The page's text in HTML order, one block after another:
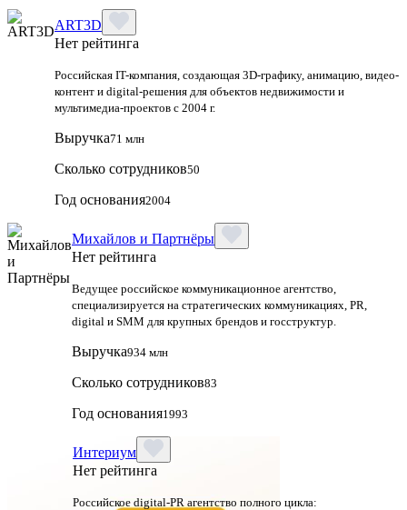
ART3D
Нет рейтинга
Российская IT-компания, создающая 3D-графику, анимацию, видео-
контент и digital-решения для объектов недвижимости и
мультимедиа-проектов с 2004 г.
Выручка71 млн
Сколько сотрудников50
Год основания2004
Михайлов и Партнёры
Нет рейтинга
Ведущее российское коммуникационное агентство,
специализируется на стратегических коммуникациях, PR,
digital и SMM для крупных брендов и госструктур.
Выручка934 млн
Сколько сотрудников83
Год основания1993
Интериум
Нет рейтинга
Российское digital-PR агентство полного цикла: